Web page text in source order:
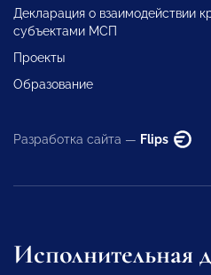
Декларация о взаимодействии
субъектами МСП
Проекты
Образование
Разработка сайта — Flips
Исполнительная